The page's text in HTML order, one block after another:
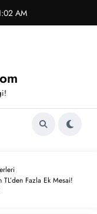
AM
Fazla Ek Mesai!